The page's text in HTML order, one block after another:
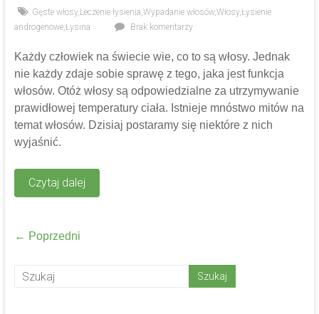
Gęste włosy, Leczenie łysienia,Wypadanie włosów,Włosy,Łysienie
androgenowe,Łysina Brak komentarzy
Każdy człowiek na świecie wie, co to są włosy. Jednak
nie każdy zdaje sobie sprawę z tego, jaka jest funkcja
włosów. Otóż włosy są odpowiedzialne za utrzymywanie
prawidłowej temperatury ciała. Istnieje mnóstwo mitów na
temat włosów. Dzisiaj postaramy się niektóre z nich
wyjaśnić.
Czytaj dalej
← Poprzedni